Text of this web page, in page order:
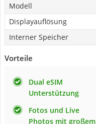
Modell
Displayauflösung
Interner Speicher
Vorteile
Dual eSIM
Unterstützung
Fotos und Live
Photos mit großem